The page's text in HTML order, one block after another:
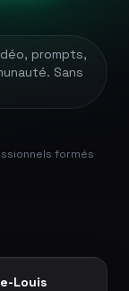
prompts,
Sans
formés
Louis